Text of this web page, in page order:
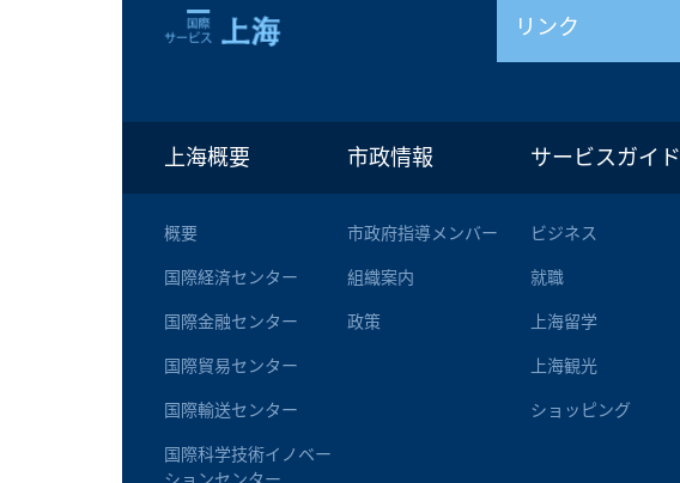
リンク
上海概要
概要
国際経済センター
国際金融センター
国際貿易センター
国際輸送センター
国際科学技術イノベー
市政情報
市政府指導メンバー
組織案内
政策
サービスガイド
ビジネス
就職
上海留学
上海観光
ショッピング